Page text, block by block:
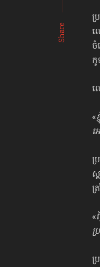
Share
ប្
ល
ចំ
កូ
«
ប្
ស្
ត្
«
ប្
ប្